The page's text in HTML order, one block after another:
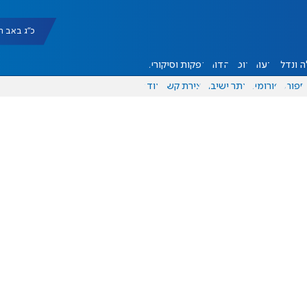
כ"ג באב תשפ"ו
ונדל"ן דעות אוכל יהדות הפקות וסיקורים
ספורט פורומים אתר ישיבה יצירת קשר עוד